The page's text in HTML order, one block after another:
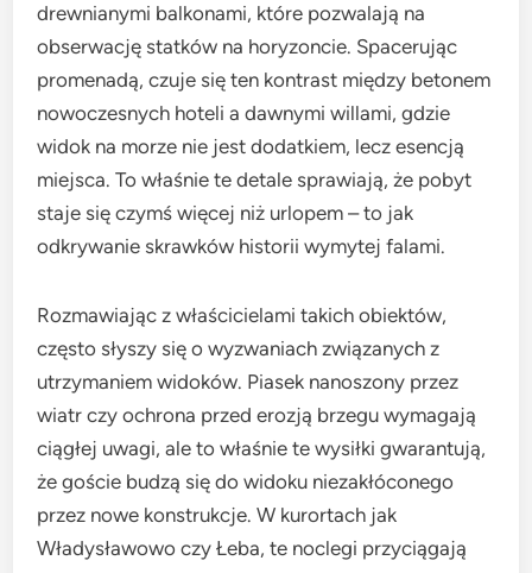
drewnianymi balkonami, które pozwalają na
obserwację statków na horyzoncie. Spacerując
promenadą, czuje się ten kontrast między betonem
nowoczesnych hoteli a dawnymi willami, gdzie
widok na morze nie jest dodatkiem, lecz esencją
miejsca. To właśnie te detale sprawiają, że pobyt
staje się czymś więcej niż urlopem – to jak
odkrywanie skrawków historii wymytej falami.
Rozmawiając z właścicielami takich obiektów,
często słyszy się o wyzwaniach związanych z
utrzymaniem widoków. Piasek nanoszony przez
wiatr czy ochrona przed erozją brzegu wymagają
ciągłej uwagi, ale to właśnie te wysiłki gwarantują,
że goście budzą się do widoku niezakłóconego
przez nowe konstrukcje. W kurortach jak
Władysławowo czy Łeba, te noclegi przyciągają